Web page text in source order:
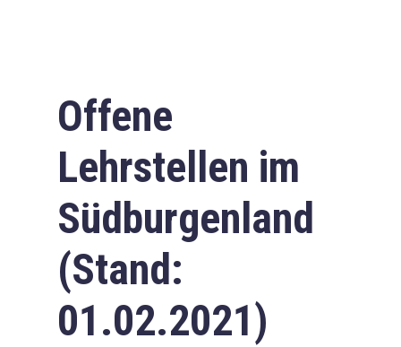
Offene
Lehrstellen im
Südburgenland
(Stand:
01.02.2021)